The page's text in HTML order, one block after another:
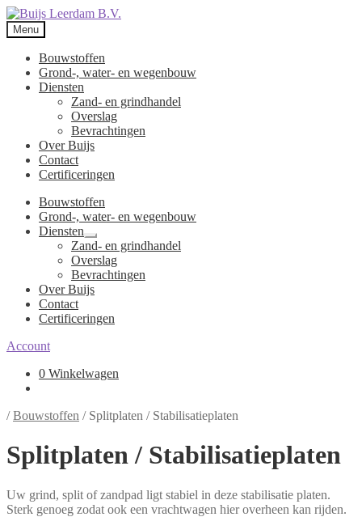
Menu
Bouwstoffen
Grond-, water- en wegenbouw
Diensten
Zand- en grindhandel
Overslag
Bevrachtingen
Over Buijs
Contact
Certificeringen
Bouwstoffen
Grond-, water- en wegenbouw
Diensten
Submenu
uitvouwen
Zand- en grindhandel
Overslag
Bevrachtingen
Over Buijs
Contact
Certificeringen
Account
0 Winkelwagen
/Bouwstoffen / Splitplaten / Stabilisatieplaten
Splitplaten / Stabilisatieplaten
Uw grind, split of zandpad ligt stabiel in deze stabilisatie platen.
Sterk genoeg zodat ook een vrachtwagen hier overheen kan rijden.